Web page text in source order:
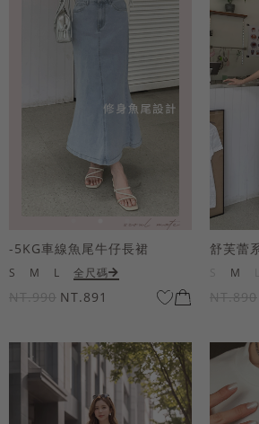
-5KG車線魚尾牛仔長裙
S M L 全尺碼
NT.990 NT.891
M
NT.890